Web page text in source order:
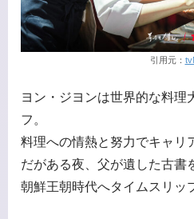
引用元：
ヨン・ジヨンは世界的な料理
フ。
料理への情熱と努力でキャリ
だがある夜、父が遺した古書
朝鮮王朝時代へタイムスリッ